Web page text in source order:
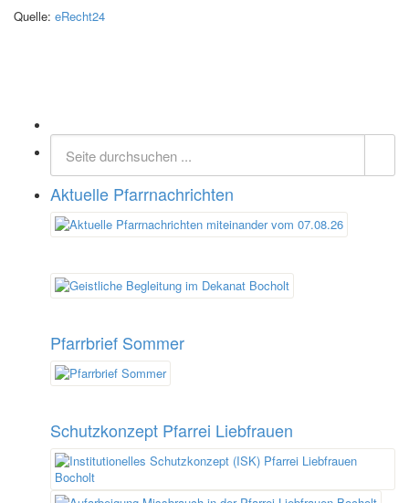
Quelle: eRecht24
Aktuelle Pfarrnachrichten
Pfarrbrief Sommer
Schutzkonzept Pfarrei Liebfrauen